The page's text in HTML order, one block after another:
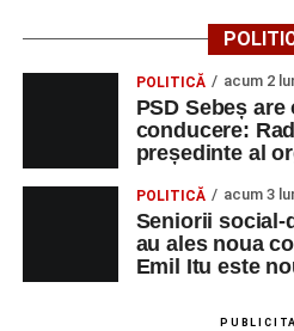
POLITICĂ acum 2
PSD Sebeș
conducere:
președinte al
POLITICĂ acum 3
Seniorii social-
au ales noua
Emil Itu este